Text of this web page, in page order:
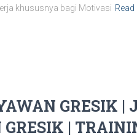
khususnya bagi Motivasi
GRESIK |
|